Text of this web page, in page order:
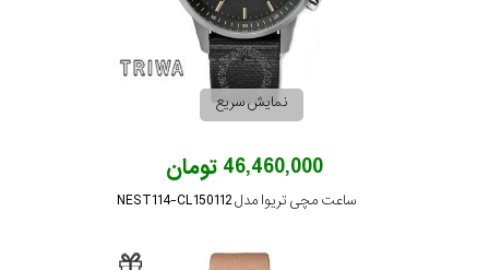
نمایش سریع
46,460,000 تومان
ساعت مچی تریوا مدل NEST114-CL150112